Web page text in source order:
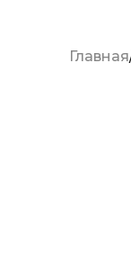
Главная